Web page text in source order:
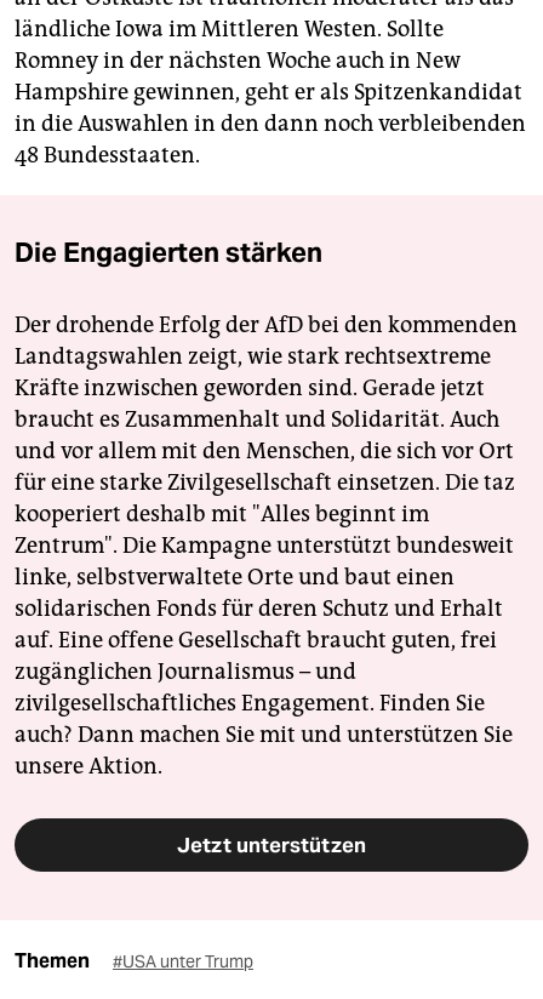
ländliche Iowa im Mittleren Westen. Sollte
Romney in der nächsten Woche auch in New
Hampshire gewinnen, geht er als Spitzenkandidat
in die Auswahlen in den dann noch verbleibenden
48 Bundesstaaten.
Die Engagierten stärken
Der drohende Erfolg der AfD bei den kommenden
Landtagswahlen zeigt, wie stark rechtsextreme
Kräfte inzwischen geworden sind. Gerade jetzt
braucht es Zusammenhalt und Solidarität. Auch
und vor allem mit den Menschen, die sich vor Ort
für eine starke Zivilgesellschaft einsetzen. Die taz
kooperiert deshalb mit "Alles beginnt im
Zentrum". Die Kampagne unterstützt bundesweit
linke, selbstverwaltete Orte und baut einen
solidarischen Fonds für deren Schutz und Erhalt
auf. Eine offene Gesellschaft braucht guten, frei
zugänglichen Journalismus – und
zivilgesellschaftliches Engagement. Finden Sie
auch? Dann machen Sie mit und unterstützen Sie
unsere Aktion.
Jetzt unterstützen
Themen #USA unter Trump